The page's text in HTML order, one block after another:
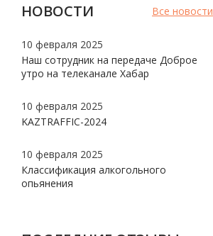
Все новости
НОВОСТИ
10 февраля 2025
Наш сотрудник на передаче Доброе
утро на телеканале Хабар
10 февраля 2025
KAZTRAFFIC-2024
10 февраля 2025
Классификация алкогольного
опьянения